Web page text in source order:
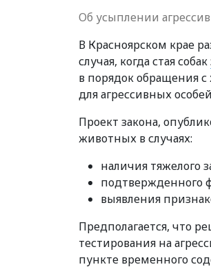
Об усыплении
В Красноярском крае
случая, когда стая собак
в порядок обращения
для агрессивных
Проект закона,
животных в случаях:
наличия тяжелого
подтвержденного
выявления
Предполагается, что
тестирования на
пункте временного